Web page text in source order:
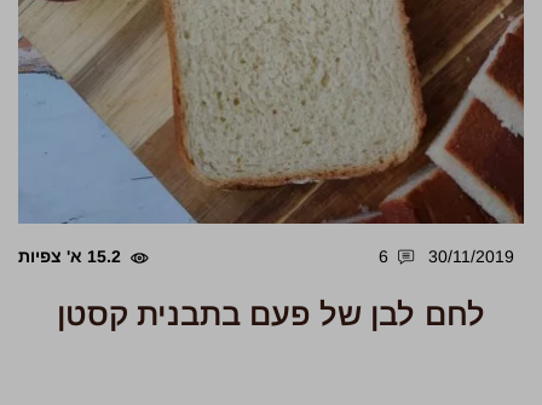
30/11/2019
6 15.2 א' צפיות
לחם לבן של פעם בתבנית קסטן